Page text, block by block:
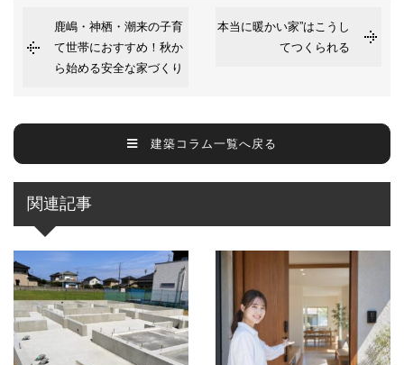
鹿嶋・神栖・潮来の子育
て世帯におすすめ！秋か
ら始める安全な家づくり
本当に暖かい家”はこうし
てつくられる
建築コラム一覧へ戻る
関連記事